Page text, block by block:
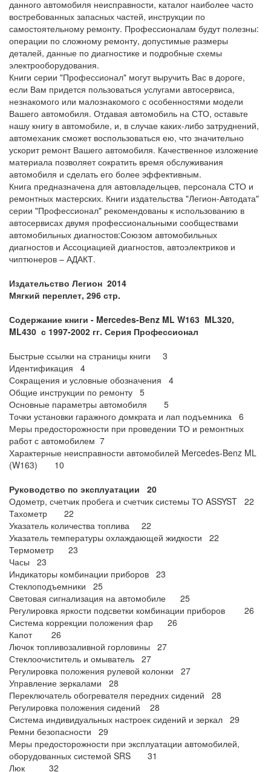
данного автомобиля неисправности, каталог наиболее часто
востребованных запасных частей, инструкции по
самостоятельному ремонту. Профессионалам будут полезны:
операции по сложному ремонту, допустимые размеры
деталей, данные по диагностике и подробные схемы
электрооборудования.
Книги серии "Профессионал" могут выручить Вас в дороге,
если Вам придется пользоваться услугами автосервиса,
незнакомого или малознакомого с особенностями модели
Вашего автомобиля. Отдавая автомобиль на СТО, оставьте
нашу книгу в автомобиле, и, в случае каких-либо затруднений,
автомеханик сможет воспользоваться ею, что значительно
ускорит ремонт Вашего автомобиля. Качественное изложение
материала позволяет сократить время обслуживания
автомобиля и сделать его более эффективным.
Книга предназначена для автовладельцев, персонала СТО и
ремонтных мастерских. Книги издательства "Легион-Автодата"
серии "Профессионал" рекомендованы к использованию в
автосервисах двумя профессиональными сообществами
автомобильных диагностов:Союзом автомобильных
диагностов и Ассоциацией диагностов, автоэлектриков и
чиптюнеров – АДАКТ.
Издательство Легион 2014
Мягкий переплет, 296 стр.
Содержание книги - Mercedes-Benz ML W163 ML320,
ML430 с 1997-2002 гг. Серия Профессионал
Быстрые ссылки на страницы книги 3
Идентификация 4
Сокращения и условные обозначения 4
Общие инструкции по ремонту 5
Основные параметры автомобиля 5
Точки установки гаражного домкрата и лап подъемника 6
Меры предосторожности при проведении ТО и ремонтных
работ с автомобилем 7
Характерные неисправности автомобилей Mercedes-Benz ML
(W163) 10
Руководство по эксплуатации 20
Одометр, счетчик пробега и счетчик системы ТО ASSYST 22
Тахометр 22
Указатель количества топлива 22
Указатель температуры охлаждающей жидкости 22
Термометр 23
Часы 23
Индикаторы комбинации приборов 23
Стеклоподъемники 25
Световая сигнализация на автомобиле 25
Регулировка яркости подсветки комбинации приборов 26
Система коррекции положения фар 26
Капот 26
Лючок топливозаливной горловины 27
Стеклоочиститель и омыватель 27
Регулировка положения рулевой колонки 27
Управление зеркалами 28
Переключатель обогревателя передних сидений 28
Регулировка положения сидений 28
Система индивидуальных настроек сидений и зеркал 29
Ремни безопасности 29
Меры предосторожности при эксплуатации автомобилей,
оборудованных системой SRS 31
Люк 32